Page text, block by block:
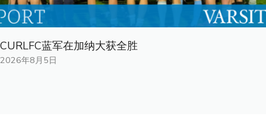
CURLFC蓝军在加纳大获全胜
2026年8月5日